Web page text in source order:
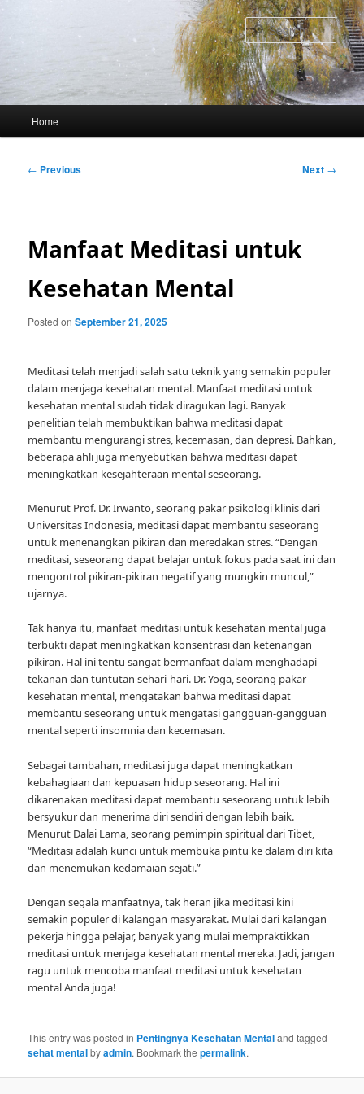
content
Home
Post
← Previous Next →
Manfaat Meditasi untuk
Kesehatan Mental
Posted onSeptember 21, 2025
Meditasi telah menjadi salah satu teknik yang semakin populer
dalam menjaga kesehatan mental. Manfaat meditasi untuk
kesehatan mental sudah tidak diragukan lagi. Banyak
penelitian telah membuktikan bahwa meditasi dapat
membantu mengurangi stres, kecemasan, dan depresi. Bahkan,
beberapa ahli juga menyebutkan bahwa meditasi dapat
meningkatkan kesejahteraan mental seseorang.
Menurut Prof. Dr. Irwanto, seorang pakar psikologi klinis dari
Universitas Indonesia, meditasi dapat membantu seseorang
untuk menenangkan pikiran dan meredakan stres. “Dengan
meditasi, seseorang dapat belajar untuk fokus pada saat ini dan
mengontrol pikiran-pikiran negatif yang mungkin muncul,”
ujarnya.
Tak hanya itu, manfaat meditasi untuk kesehatan mental juga
terbukti dapat meningkatkan konsentrasi dan ketenangan
pikiran. Hal ini tentu sangat bermanfaat dalam menghadapi
tekanan dan tuntutan sehari-hari. Dr. Yoga, seorang pakar
kesehatan mental, mengatakan bahwa meditasi dapat
membantu seseorang untuk mengatasi gangguan-gangguan
mental seperti insomnia dan kecemasan.
Sebagai tambahan, meditasi juga dapat meningkatkan
kebahagiaan dan kepuasan hidup seseorang. Hal ini
dikarenakan meditasi dapat membantu seseorang untuk lebih
bersyukur dan menerima diri sendiri dengan lebih baik.
Menurut Dalai Lama, seorang pemimpin spiritual dari Tibet,
“Meditasi adalah kunci untuk membuka pintu ke dalam diri kita
dan menemukan kedamaian sejati.”
Dengan segala manfaatnya, tak heran jika meditasi kini
semakin populer di kalangan masyarakat. Mulai dari kalangan
pekerja hingga pelajar, banyak yang mulai mempraktikkan
meditasi untuk menjaga kesehatan mental mereka. Jadi, jangan
ragu untuk mencoba manfaat meditasi untuk kesehatan
mental Anda juga!
This entry was posted in Pentingnya Kesehatan Mentaland tagged
sehat mentalbyadmin. Bookmark thepermalink.